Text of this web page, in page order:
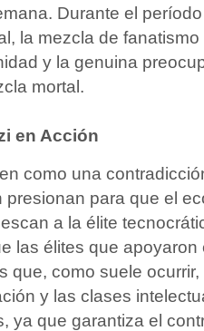
Durante el
la mezcla de
y la genuina
mortal.
en Acción
como una
para que el
a la élite
las élites que apoyaron
que, como suele
y las clases
ya que garantiza el